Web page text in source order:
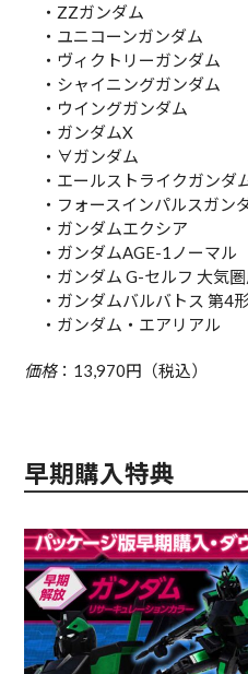
・ZZガンダム
・ユニコーンガンダム
・ヴィクトリーガンダム
・シャイニングガンダム
・ウイングガンダム
・ガンダムX
・∀ガンダム
・エールストライクガンダ
・フォースインパルスガン
・ガンダムエクシア
・ガンダムAGE-1ノーマル
・ガンダム G-セルフ 大気
・ガンダムバルバトス 第4
・ガンダム・エアリアル
価格：13,970円（税込）
早期購入特典